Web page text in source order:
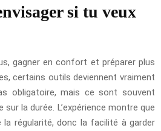
si tu veux
gagner en confort et préparer plus
certains outils deviennent vraiment
obligatoire, mais ce sont souvent
la durée. L’expérience montre que
régularité, donc la facilité à garder